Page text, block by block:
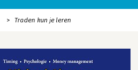
Traden kun je leren